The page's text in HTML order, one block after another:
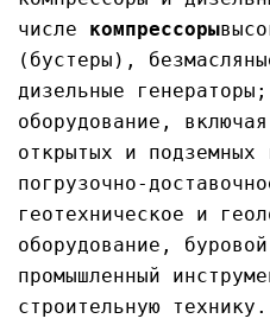
числе компрессоры
(бустеры),
дизельные
оборудование,
открытых и подземных
погрузочно-
геотехническое и
оборудование,
промышленный
строительную технику.